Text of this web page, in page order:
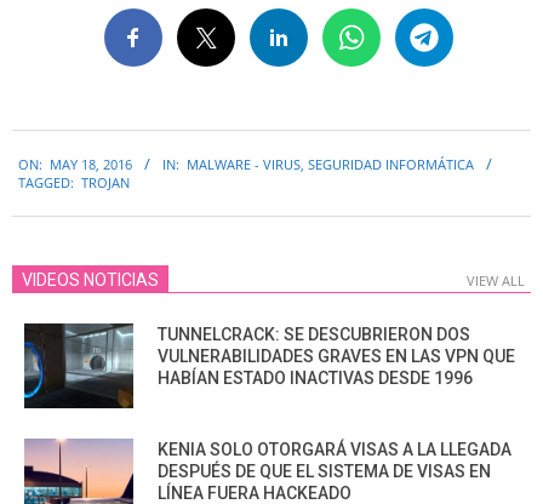
05-
ON: MAY 18, 2016 IN: MALWARE - VIRUS, SEGURIDAD INFORMÁTICA
TAGGED: TROJAN
VIDEOS NOTICIAS VIEW ALL
TUNNELCRACK: SE DESCUBRIERON DOS
VULNERABILIDADES GRAVES EN LAS VPN QUE
HABÍAN ESTADO INACTIVAS DESDE 1996
KENIA SOLO OTORGARÁ VISAS A LA LLEGADA
DESPUÉS DE QUE EL SISTEMA DE VISAS EN
LÍNEA FUERA HACKEADO